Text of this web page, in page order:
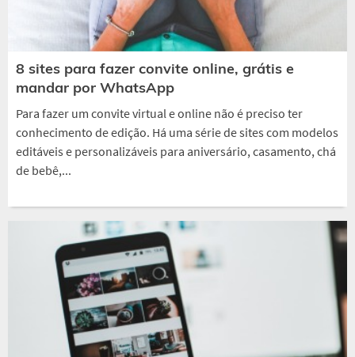
8 sites para fazer convite online, grátis e
mandar por WhatsApp
Para fazer um convite virtual e online não é preciso ter
conhecimento de edição. Há uma série de sites com modelos
editáveis e personalizáveis para aniversário, casamento, chá
de bebê,...